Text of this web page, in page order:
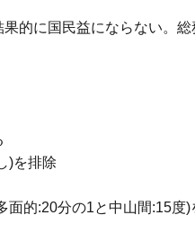
的に国民益にならない。
)を排除
的:20分の1と中山間:15度)